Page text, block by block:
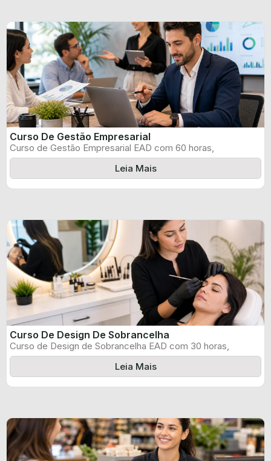
Curso De Gestão Empresarial
Curso de Gestão Empresarial EAD com 60 horas,
certificado informado pelo produtor e ...
Leia Mais
Curso De Design De Sobrancelha
Curso de Design de Sobrancelha EAD com 30 horas,
certificado informado pelo produtor ...
Leia Mais